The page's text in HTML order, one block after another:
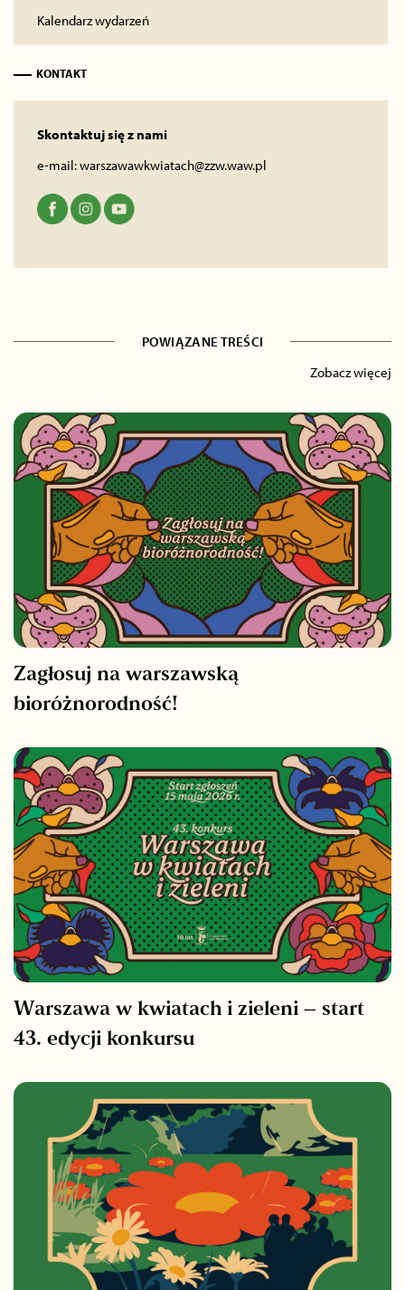
Kalendarz wydarzeń
KONTAKT
Skontaktuj się z nami
e-mail:warszawawkwiatach@zzw.waw.pl
POWIĄZANE TREŚCI
Zobacz więcej
Zagłosuj na warszawską
bioróżnorodność!
Warszawa w kwiatach i zieleni – start
43. edycji konkursu